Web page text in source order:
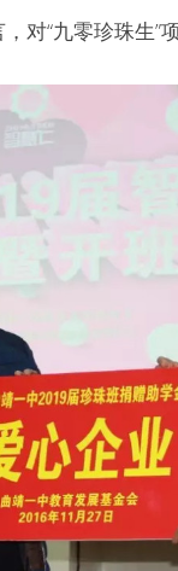
“九零珍珠生”